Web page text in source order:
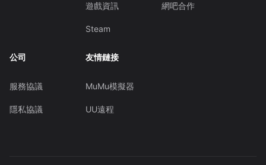
遊戲資訊
Steam
網吧合作
公司
服務協議
隱私協議
友情鏈接
MuMu模擬器
UU遠程